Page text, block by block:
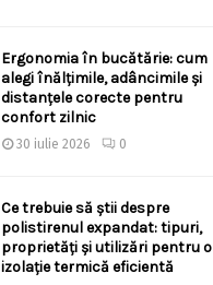
Ergonomia în bucătărie: cum
alegi înălțimile, adâncimile și
distanțele corecte pentru
confort zilnic
30 iulie 2026 0
Ce trebuie să știi despre
polistirenul expandat: tipuri,
proprietăți și utilizări pentru o
izolație termică eficientă